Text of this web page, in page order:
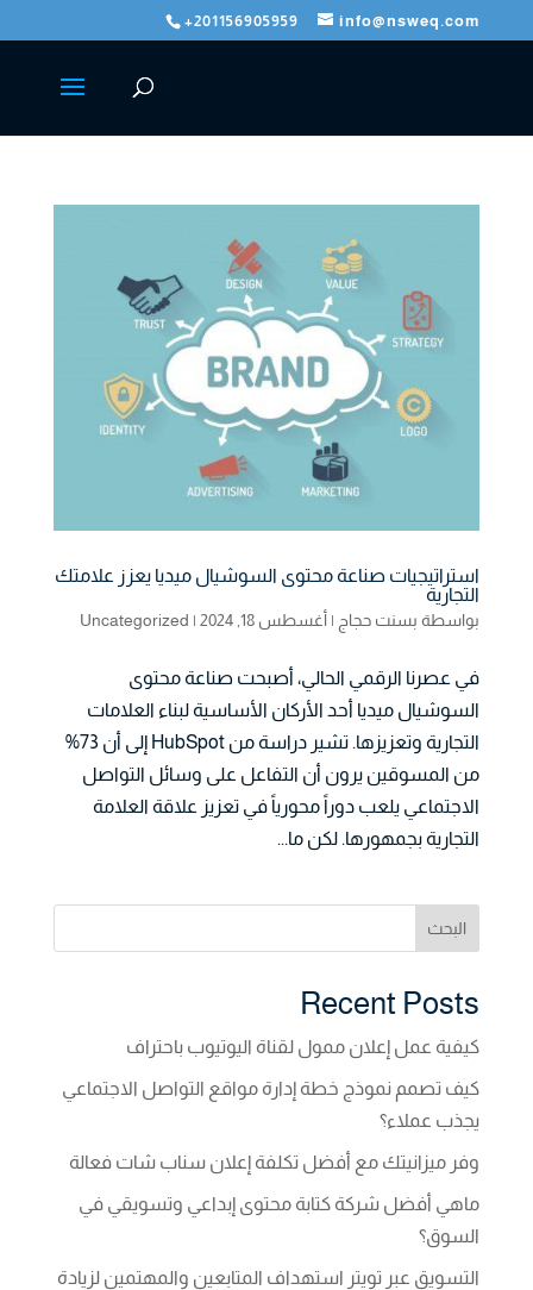
+201156905959 info@nsweq.com
استراتيجيات صناعة محتوى السوشيال ميديا يعزز علامتك
التجارية
بواسطة بسنت حجاج | أغسطس 18, 2024 |
Uncategorized
في عصرنا الرقمي الحالي، أصبحت صناعة محتوى
السوشيال ميديا أحد الأركان الأساسية لبناء العلامات
التجارية وتعزيزها. تشير دراسة من HubSpot إلى أن 73%
من المسوقين يرون أن التفاعل على وسائل التواصل
الاجتماعي يلعب دوراً محورياً في تعزيز علاقة العلامة
التجارية بجمهورها. لكن ما...
البحث
Recent Posts
كيفية عمل إعلان ممول لقناة اليوتيوب باحتراف
كيف تصمم نموذج خطة إدارة مواقع التواصل الاجتماعي
يجذب عملاء؟
وفر ميزانيتك مع أفضل تكلفة إعلان سناب شات فعالة
ماهي أفضل شركة كتابة محتوى إبداعي وتسويقي في
السوق؟
التسويق عبر تويتر استهداف المتابعين والمهتمين لزيادة